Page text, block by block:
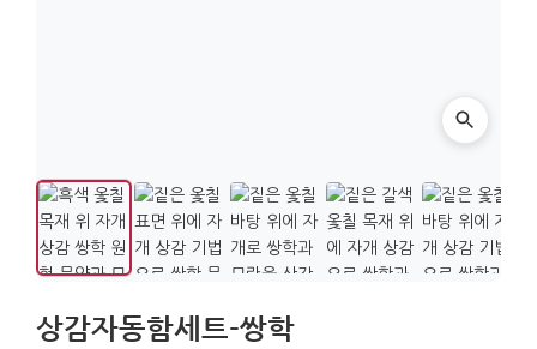
상감자동함세트-쌍학